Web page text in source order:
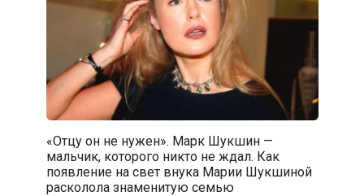
«Отцу он не нужен». Марк Шукшин —
мальчик, которого никто не ждал. Как
появление на свет внука Марии Шукшиной
расколола знаменитую семью